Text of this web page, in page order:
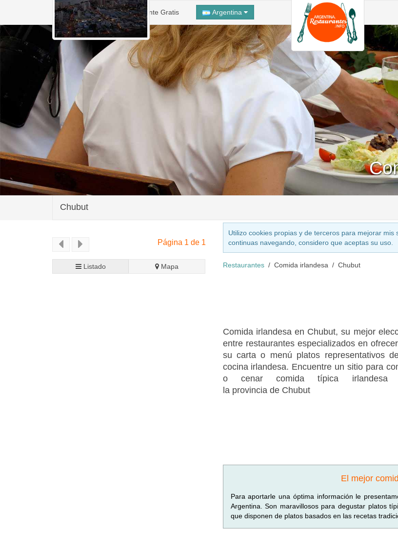
Inicio Alta Restaurante Gratis Argentina
Chubut
Página 1 de 1
Listado Mapa
Utilizo cookies propias y de terceros para mejorar
continuas navegando, considero que aceptas su uso.
Restaurantes Comida irlandesa Chubut
Comida irlandesa en Chubut, su mejor
entre restaurantes especializados en
su carta o menú platos representativos
cocina irlandesa. Encuentre un sitio para
o cenar comida típica irlandesa
la provincia de Chubut
El mejor
Para aportarle una óptima información le
Argentina. Son maravillosos para degustar platos
que disponen de platos basados en las recetas